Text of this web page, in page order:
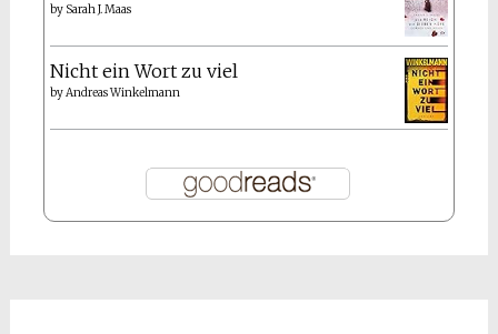
by Sarah J. Maas
Nicht ein Wort zu viel
by Andreas Winkelmann